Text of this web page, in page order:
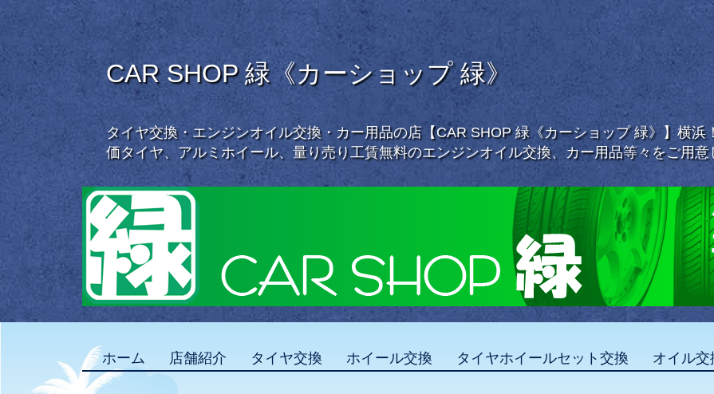
CAR SHOP 緑《カーショップ 緑》
タイヤ交換・エンジンオイル交換・カー用品の店【CAR SHOP 緑《カーショップ 緑》】横
価タイヤ、アルミホイール、量り売り工賃無料のエンジンオイル交換、カー用品等々をご用意
ホーム 店舗紹介 タイヤ交換 ホイール交換 タイヤホイールセット交換 オイル交